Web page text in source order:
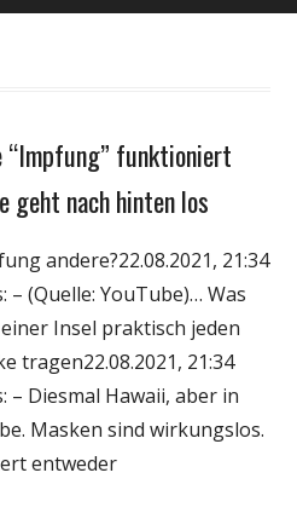
funktioniert
geht nach hinten los
andere?22.08.2021, 21:34
– (Quelle: YouTube)… Was
Insel praktisch jeden
tragen22.08.2021, 21:34
– Diesmal Hawaii, aber in
Masken sind wirkungslos.
entweder